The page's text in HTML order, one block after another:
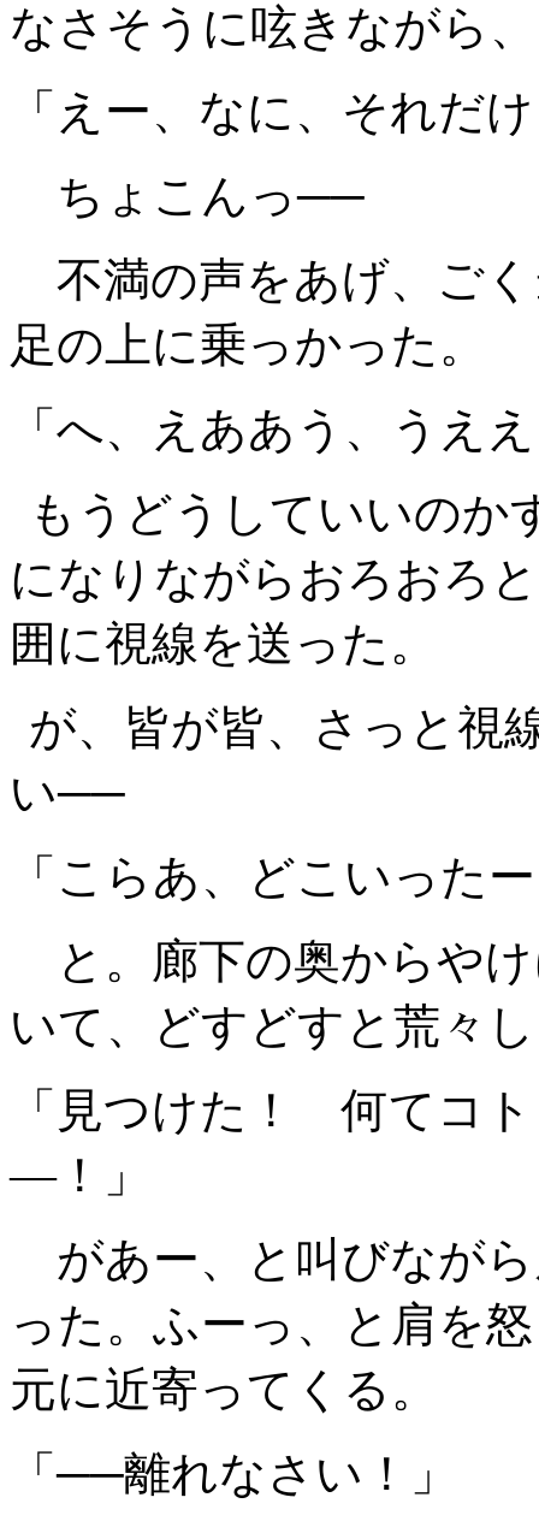
なさそうに呟きながら、
「えー、なに、それだ
ちょこんっ──
不満の声をあげ、ご
足の上に乗っかった。
「へ、えああう、うえ
もうどうしていいのか
になりながらおろおろ
囲に視線を送った。
が、皆が皆、さっと視
い──
「こらあ、どこいった
と。廊下の奥からや
いて、どすどすと荒々
「見つけた！ 何てコ
―！」
があー、と叫びなが
った。ふーっ、と肩を
元に近寄ってくる。
「──離れなさい！」